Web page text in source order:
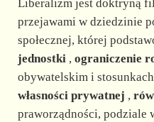
Liberalizm jest doktryną
przejawami w dziedzinie
społecznej, której
jednostki, ograniczenie
obywatelskim i
własności prywatnej ,
praworządności, podziale